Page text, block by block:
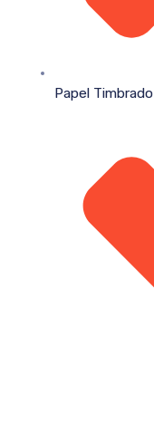
Papel Timbrado